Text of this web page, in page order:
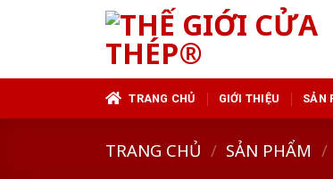
TRANG CHỦ GIỚI THIỆU SẢN
TRANG CHỦ / SẢN PHẨM /